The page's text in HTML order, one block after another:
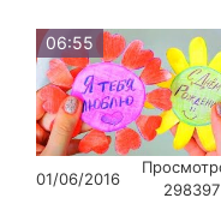
06:55
01/06/2016
298397